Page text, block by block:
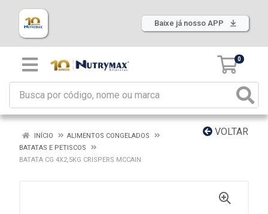
Baixe já nosso APP
0
VOLTAR
INÍCIO
ALIMENTOS CONGELADOS
BATATAS E PETISCOS
BATATA CG 4X2,5KG CRISPERS MCCAIN